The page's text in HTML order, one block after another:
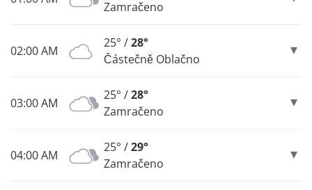
Zamračeno
02:00 AM
25° /28°
Částečně Oblačno
03:00 AM
25° /28°
Zamračeno
04:00 AM
25° /29°
Zamračeno